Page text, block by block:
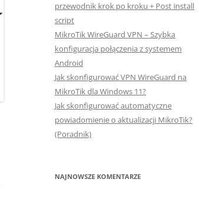
przewodnik krok po kroku + Post install
script
MikroTik WireGuard VPN – Szybka
konfiguracja połączenia z systemem
Android
Jak skonfigurować VPN WireGuard na
MikroTik dla Windows 11?
Jak skonfigurować automatyczne
powiadomienie o aktualizacji MikroTik?
(Poradnik)
NAJNOWSZE KOMENTARZE